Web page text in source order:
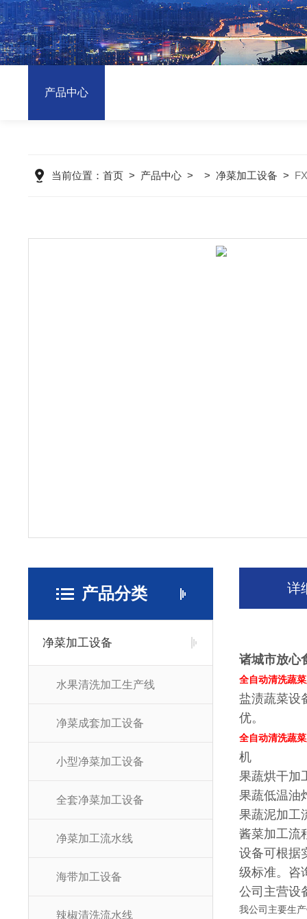
产品中心
当前位置： 首页> 产品中心> > 净菜加工设备 >
产品分类
净菜加工设备
水果清洗加工生产线
净菜成套加工设备
小型净菜加工设备
全套净菜加工设备
净菜加工流水线
海带加工设备
辣椒清洗流水线
详
诸城市放心
全自动清洗蔬
盐渍蔬菜设
优。
全自动清洗蔬
机
果蔬烘干加
果蔬低温油
果蔬泥加工
酱菜加工流
设备可根据
级标准。咨
公司主营设
我公司主要生